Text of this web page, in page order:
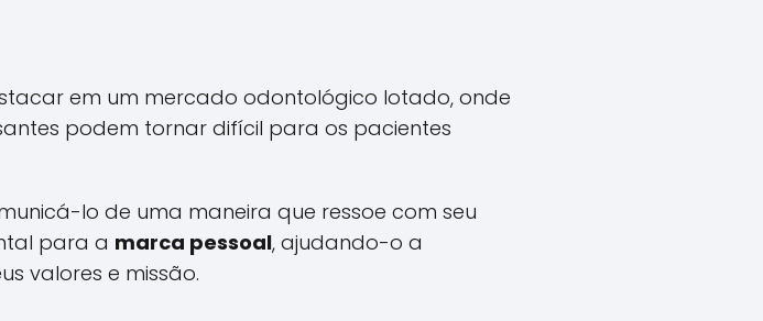
em um mercado odontológico lotado, onde
podem tornar difícil para os pacientes
lo de uma maneira que ressoe com seu
para a marca pessoal, ajudando-o a
valores e missão.